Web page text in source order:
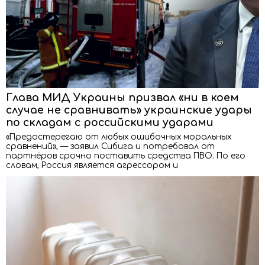
Глава МИД Украины призвал «ни в коем
случае не сравнивать» украинские удары
по складам с российскими ударами
«Предостерегаю от любых ошибочных моральных
сравнений», — заявил Сибига и потребовал от
партнёров срочно поставить средства ПВО. По его
словам, Россия является агрессором и